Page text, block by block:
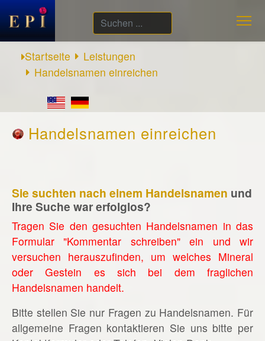
Suchen
...
Startseite
Leistungen
Handelsnamen einreichen
Handelsnamen einreichen
Sie suchten nach einem Handelsnamen und
Ihre Suche war erfolglos?
Tragen Sie den gesuchten Handelsnamen in das
Formular "Kommentar schreiben" ein und wir
versuchen herauszufinden, um welches Mineral
oder Gestein es sich bei dem fraglichen
Handelsnamen handelt.
Bitte stellen Sie nur Fragen zu Handelsnamen. Für
allgemeine Fragen kontaktieren Sie uns bitte per